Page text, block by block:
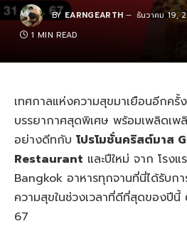
BY EARNGEARTH ธันวาคม 19,
1 MIN READ
เทศกาลแห่งความสุขมาเยือนอีกครั้
บรรยากาศสุดพิเศษ พร้อมเพลิดเ
อย่างดีทกับ โปรโมชั่นคริสต์มาส
Restaurant และปีใหม่ จาก โรง
Bangkok อาหารทุกจานที่นี่ได้รับก
ความสุขในช่วงเวลาที่ดีที่สุดของปี
67